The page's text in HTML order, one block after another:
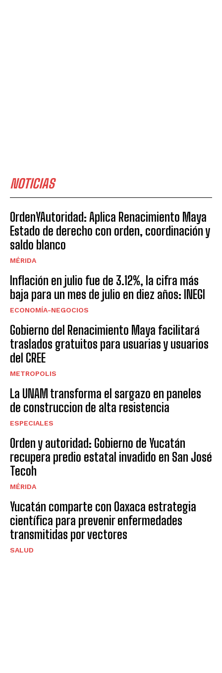
NOTICIAS
OrdenYAutoridad: Aplica Renacimiento Maya
Estado de derecho con orden, coordinación y
saldo blanco
MÉRIDA
Inflación en julio fue de 3.12%, la cifra más
baja para un mes de julio en diez años: INEGI
ECONOMÍA-NEGOCIOS
Gobierno del Renacimiento Maya facilitará
traslados gratuitos para usuarias y usuarios
del CREE
METROPOLIS
La UNAM transforma el sargazo en paneles
de construccion de alta resistencia
ESPECIALES
Orden y autoridad: Gobierno de Yucatán
recupera predio estatal invadido en San José
Tecoh
MÉRIDA
Yucatán comparte con Oaxaca estrategia
científica para prevenir enfermedades
transmitidas por vectores
SALUD